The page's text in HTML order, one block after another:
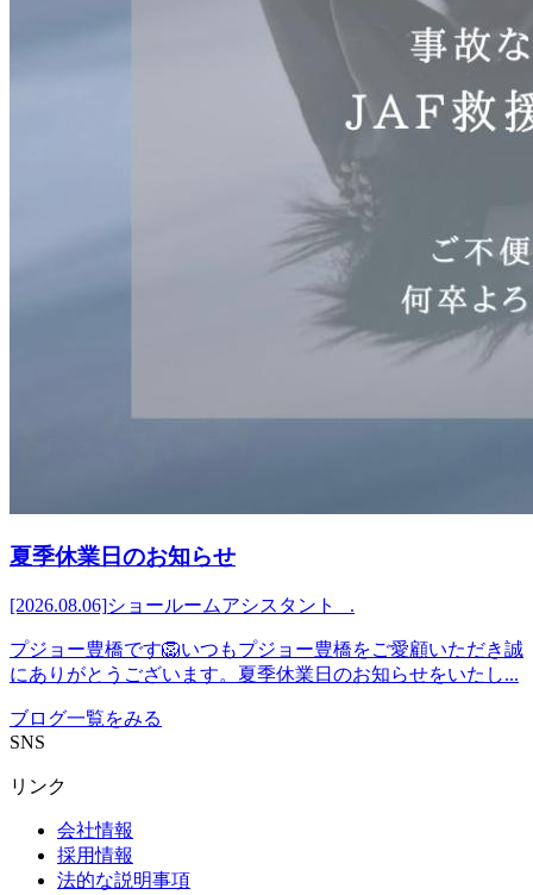
夏季休業日のお知らせ
[2026.08.06]ショールームアシスタント .
プジョー豊橋です🦁いつもプジョー豊橋をご愛顧いただき誠
にありがとうございます。夏季休業日のお知らせをいたし...
ブログ一覧をみる
SNS
リンク
会社情報
採用情報
法的な説明事項